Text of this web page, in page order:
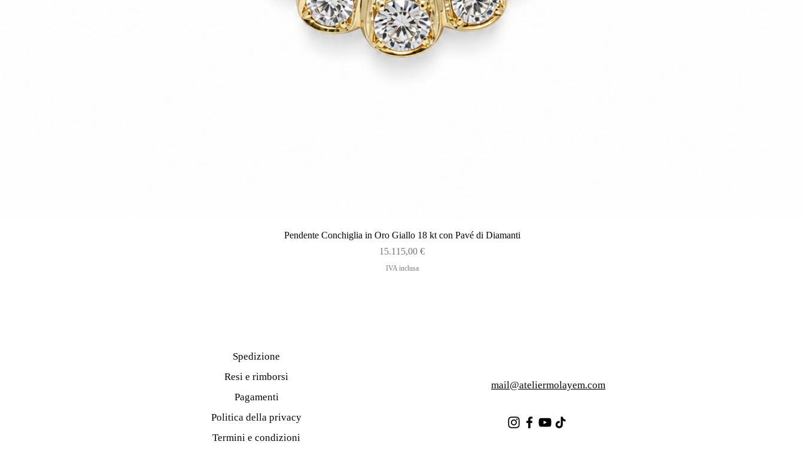
Vista rapida
Pendente Conchiglia in Oro Giallo 18 kt con Pavé di Diamanti
Prezzo
15.115,00 €
IVA inclusa
Spedizione
Resi e rimborsi
Pagamenti
Politica della privacy
Termini e condizioni
mail@ateliermolayem.com